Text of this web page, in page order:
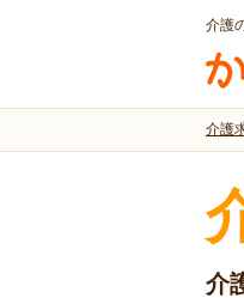
介護
介護
介